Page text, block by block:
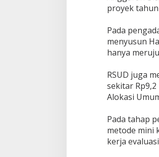
proyek
Pada
menyusun
hanya
RSUD juga
sekitar
Alokasi
Pada tahap
metode mini
kerja